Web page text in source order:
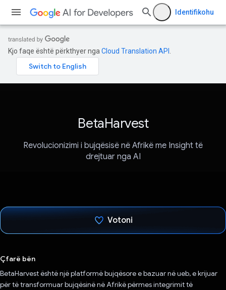
Identifikohu
Kjo faqe është përkthyer nga Cloud Translation API
BetaHarvest
Revolucionizimi i bujqësisë në Afrikë me Insight të
drejtuar nga AI
Votoni
Çfarë bën
BetaHarvest është një platformë bujqësore e bazuar në ueb, e krijuar
për të transformuar bujqësinë në Afrikë përmes integrimit të